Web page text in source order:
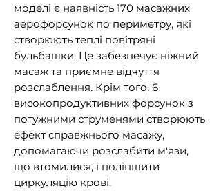
моделі є наявність 170 масажних
аерофорсунок по периметру, які
створюють теплі повітряні
бульбашки. Це забезпечує ніжний
масаж та приємне відчуття
розслаблення. Крім того, 6
високопродуктивних форсунок з
потужними струменями створюють
ефект справжнього масажу,
допомагаючи розслабити м'язи,
що втомилися, і поліпшити
циркуляцію крові.